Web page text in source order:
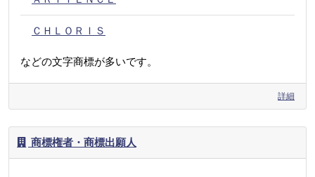
ＣＨＬＯＲＩＳ
などの文字商標が多いです。
詳細
商標権者・商標出願人